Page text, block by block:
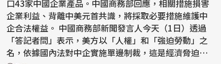
口43家中國企業產品。中國商務部回應，相關措施損害
企業利益、背離中美元首共識，將採取必要措施維護中
企合法權益。 中國商務部新聞發言人今天（1日）透過
「答記者問」表示，美方以「人權」和「強迫勞動」之
名，依據國內法對中企實施單邊制裁，這是經濟脅迫行